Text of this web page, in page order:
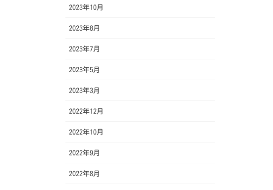
2023年10月
2023年8月
2023年7月
2023年5月
2023年3月
2022年12月
2022年10月
2022年9月
2022年8月